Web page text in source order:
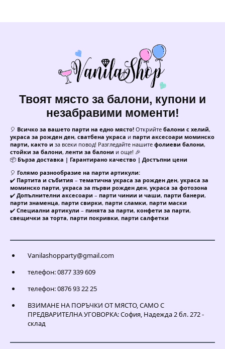
Твоят място за балони, купони и
незабравими моменти!
🎈 Всичко за вашето парти на едно място! Открийте балони с хелий,
украса за рожден ден, сватбена украса и парти аксесоари моминско
парти, както и за всеки повод! Разгледайте нашите фолиеви балони,
стойки за балони, ленти за балони и още! 🎉
📦 Бърза доставка | Гарантирано качество | Достъпни цени
🎈 Голямо разнообразие на парти артикули:
✔️ Партита и събития – тематична украса за рожден ден, украса за
моминско парти, украса за първи рожден ден, украса за фотозона
✔️ Допълнителни аксесоари – парти чинии и чаши, парти банери,
парти знаменца, парти свирки, парти сламки, парти маски
✔️ Специални артикули – пинята за парти, конфети за парти,
свещички за торта, парти покривки, парти салфетки
Vanilashopparty@gmail.com
телефон: 0877 339 609
телефон: 0876 93 22 25
ВЗИМАНЕ НА ПОРЪЧКИ ОТ МЯСТО, САМО С
ПРЕДВАРИТЕЛНА УГОВОРКА: София, Надежда 2 бл. 272 -
склад